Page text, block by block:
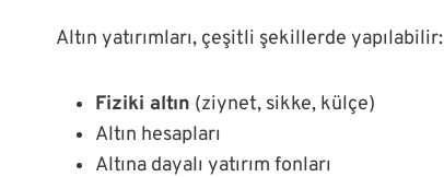
Altın yatırımları, çeşitli şekillerde yapılabilir:
Fiziki altın (ziynet, sikke, külçe)
Altın hesapları
Altına dayalı yatırım fonları